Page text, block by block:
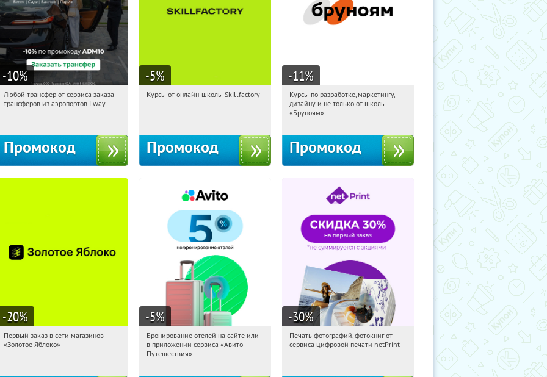
-10%
06:21:26
Получи первым!
Любой трансфер от сервиса заказа
трансферов из аэропортов i'way
Промокод
-5%
06:21:26
Получи первым!
Курсы от онлайн-школы Skillfactory
Промокод
-11%
06:21:26
Получи первым!
Россия
Курсы по разработке, маркетингу,
дизайну и не только от школы
«Бруноям»
Промокод
-20%
06:21:26
Получи первым!
Первый заказ в сети магазинов
«Золотое Яблоко»
-5%
06:21:26
Получи первым!
Россия
Бронирование отелей на сайте или
в приложении сервиса «Авито
Путешествия»
-30%
06:21:26 Получили:
Печать фотографий, фотокниг от
сервиса цифровой печати netPrint